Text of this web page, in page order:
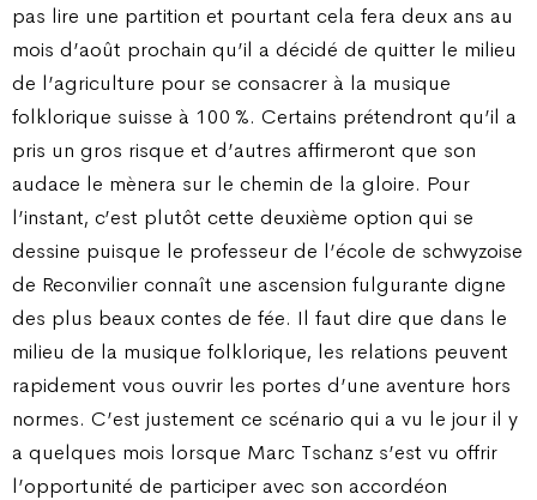
pas lire une partition et pourtant cela fera deux ans au
mois d’août prochain qu’il a décidé de quitter le milieu
de l’agriculture pour se consacrer à la musique
folklorique suisse à 100 %. Certains prétendront qu’il a
pris un gros risque et d’autres affirmeront que son
audace le mènera sur le chemin de la gloire. Pour
l’instant, c’est plutôt cette deuxième option qui se
dessine puisque le professeur de l’école de schwyzoise
de Reconvilier connaît une ascension fulgurante digne
des plus beaux contes de fée. Il faut dire que dans le
milieu de la musique folklorique, les relations peuvent
rapidement vous ouvrir les portes d’une aventure hors
normes. C’est justement ce scénario qui a vu le jour il y
a quelques mois lorsque Marc Tschanz s’est vu offrir
l’opportunité de participer avec son accordéon